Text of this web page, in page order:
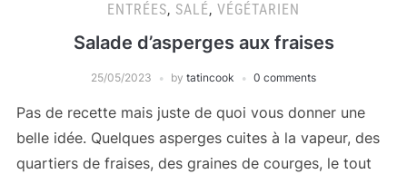
ENTRÉES, SALÉ, VÉGÉTARIEN
Salade d’asperges aux fraises
25/05/2023 by tatincook 0 comments
Pas de recette mais juste de quoi vous donner une
belle idée. Quelques asperges cuites à la vapeur, des
quartiers de fraises, des graines de courges, le tout